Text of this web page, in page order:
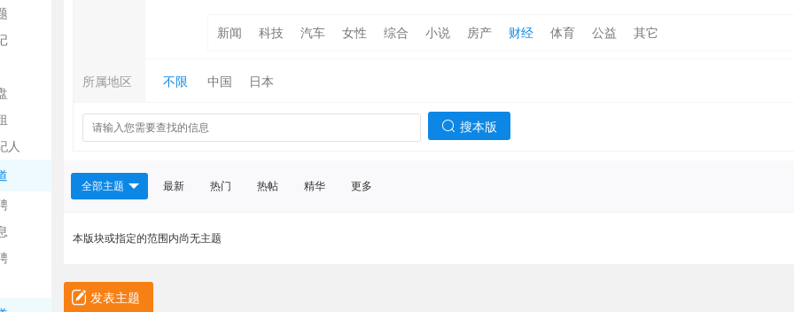
人
新闻 科技 汽车 女性 综合 小说 房产 财经 体育 公益 其它
所属地区 不限 中国 日本
搜本版
全部主题 最新 热门 热帖 精华 更多
本版块或指定的范围内尚无主题
发表主题